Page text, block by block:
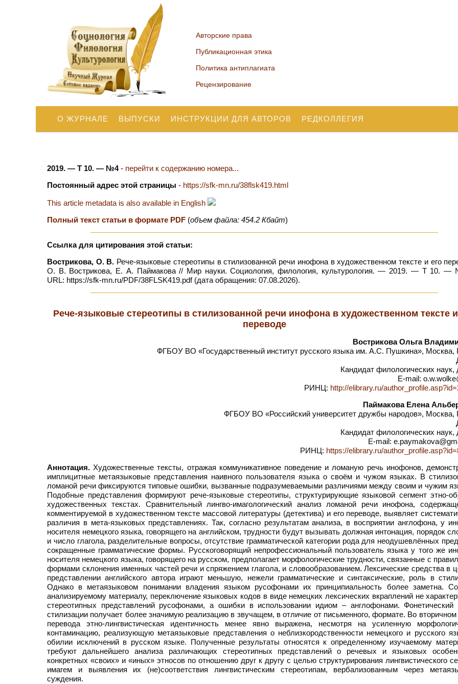
Авторские права
Публикационная этика
Политика антиплагиата
Рецензирование
О ЖУРНАЛЕ ВЫПУСКИ ИНСТРУКЦИИ ДЛЯ АВТОРОВ РЕДКОЛЛЕГИЯ
2019. — Т 10. — №4- перейти к содержанию номера...
Постоянный адрес этой страницы - https://sfk-mn.ru/38flsk419.html
This article metadata is also available in English
Полный текст статьи в формате PDF (объем файла: 454.2 Кбайт)
Ссылка для цитирования этой статьи:
Вострикова, О. В. Рече-языковые стереотипы в стилизованной речи инофона в художественном тексте и его
О. В. Вострикова, Е. А. Паймакова // Мир науки. Социология, филология, культурология. — 2019. — Т 10.
URL: https://sfk-mn.ru/PDF/38FLSK419.pdf (дата обращения: 07.08.2026).
Рече-языковые стереотипы в стилизованной речи инофона в художественном тексте
переводе
Вострикова Ольга
ФГБОУ ВО «Государственный институт русского языка им. А.С. Пушкина», Москва,
Кандидат филологических наук,
E-mail:
РИНЦ: http://elibrary.ru/
Паймакова Елена
ФГБОУ ВО «Российский университет дружбы народов», Москва,
Кандидат филологических наук,
E-mail:
РИНЦ: https://elibrary.ru/
Аннотация. Художественные тексты, отражая коммуникативное поведение и ломаную речь инофонов,
имплицитные метаязыковые представления наивного пользователя языка о своём и чужом языках. В
ломаной речи фиксируются типовые ошибки, вызванные подразумеваемыми различиями между своим и чужим
Подобные представления формируют рече-языковые стереотипы, структурирующие языковой сегмент этно-
художественных текстах. Сравнительный лингво-имагологический анализ ломаной речи инофона,
комментируемой в художественном тексте массовой литературы (детектива) и его переводе, выявляет
различия в мета-языковых представлениях. Так, согласно результатам анализа, в восприятии англофона, у
носителя немецкого языка, говорящего на английском, трудности будут вызывать должная интонация, порядок
и число глагола, разделительные вопросы, отсутствие грамматической категории рода для неодушевлённых
сокращенные грамматические формы. Русскоговорящий непрофессиональный пользователь языка у того же
носителя немецкого языка, говорящего на русском, предполагает морфологические трудности, связанные с
формами склонения именных частей речи и спряжением глагола, и словообразованием. Лексические средства в
представлении английского автора играют меньшую, нежели грамматические и синтаксические, роль в
Однако в метаязыковом понимании владения языком русофонами их принципиальность более заметна.
анализируемому материалу, переключение языковых кодов в виде немецких лексических вкраплений не
стереотипных представлений русофонами, а ошибки в использовании идиом – англофонами. Фонетический
стилизации получает более значимую реализацию в звучащем, в отличие от письменного, формате. Во вторичном
перевода этно-лингвистическая идентичность менее явно выражена, несмотря на усиленную
контаминацию, реализующую метаязыковые представления о неблизкородственности немецкого и русского
обилии исключений в русском языке. Полученные результаты относятся к определенному изучаемому
требуют дальнейшего анализа различающих стереотипных представлений о речевых и языковых
конкретных «своих» и «иных» этносов по отношению друг к другу с целью структурирования лингвистического
имагем и выявления их (не)соответствия лингвистическим стереотипам, вербализованным через
суждения.